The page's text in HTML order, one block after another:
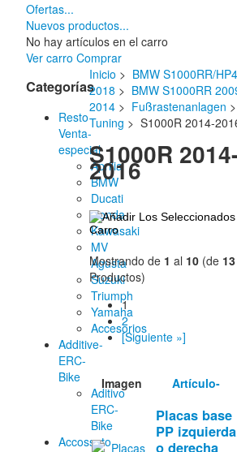
Ofertas...
Nuevos productos...
No hay artículos en el carro
Ver carro Comprar
Categorías
Resto
Venta-
especial
Aprilia
BMW
Ducati
Honda
Kawasaki
MV
Agusta
Suzuki
Triumph
Yamaha
Accesorios
Additive-
ERC-
Bike
Aditivo
ERC-
Bike
Accossato
Inicio > BMW S1000RR/
2018 > BMW S1000RR
2014> Fußrastenanlagen >
Tuning > S1000R 2014-
S1000R
2016
Mostrando de 1 al 10(de 13
Productos)
1
2
[Siguiente »]
Imagen Artículo-
Placas base
PP izquierda
o derecha